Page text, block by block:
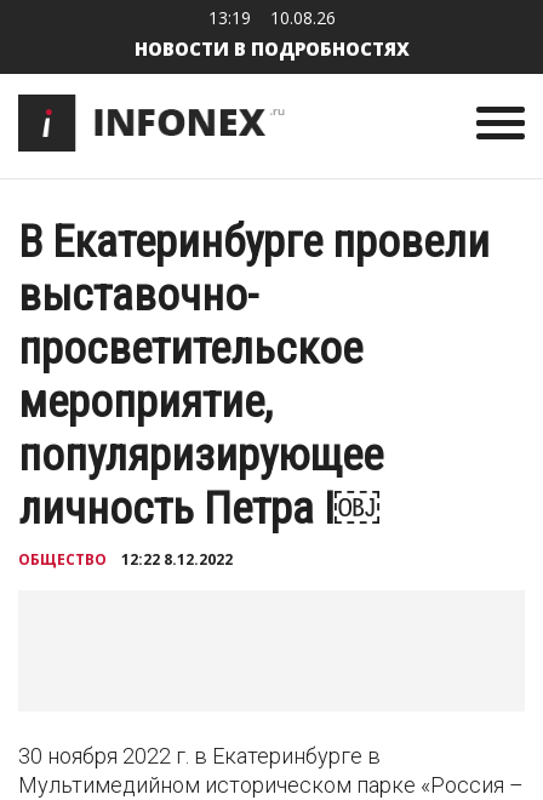
13:19 10.08.26
НОВОСТИ В ПОДРОБНОСТЯХ
В Екатеринбурге провели
выставочно-
просветительское
мероприятие,
популяризирующее
личность Петра I￼
ОБЩЕСТВО 12:22 8.12.2022
30 ноября 2022 г. в Екатеринбурге в
Мультимедийном историческом парке «Россия –